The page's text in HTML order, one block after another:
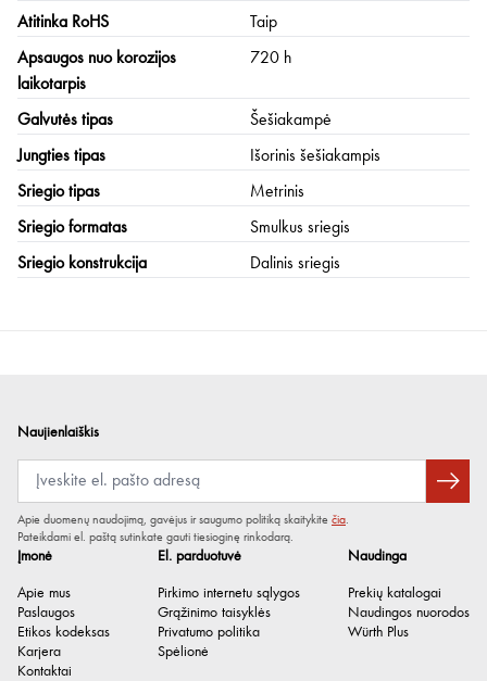
Atitinka RoHS Taip
Apsaugos nuo korozijos
laikotarpis
720 h
Galvutės tipas Šešiakampė
Jungties tipas Išorinis šešiakampis
Sriegio tipas Metrinis
Sriegio formatas Smulkus sriegis
Sriegio konstrukcija Dalinis sriegis
Įmonė
Apie mus
Paslaugos
Etikos kodeksas
Karjera
Kontaktai
El. parduotuvė
Pirkimo internetu sąlygos
Grąžinimo taisyklės
Privatumo politika
Spėlionė
Naudinga
Prekių katalogai
Naudingos nuorodos
Würth Plus
Naujienlaiškis
Apie duomenų naudojimą, gavėjus ir saugumo politiką skaitykite čia.
Pateikdami el. paštą sutinkate gauti tiesioginę rinkodarą.